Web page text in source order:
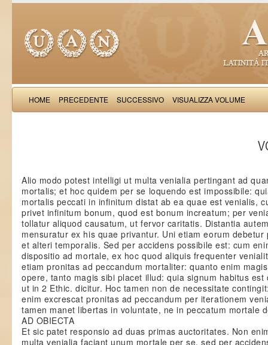
HOME PRECEDENTE SUCCESSIVO VISUALIZZA VOLUME
Alio modo potest intelligi ut multa venialia pertingant ad
mortalis; et hoc quidem per se loquendo est impossibile:
mortalis peccati in infinitum distat ab ea quae est venialis,
privet infinitum bonum, quod est bonum increatum; per
tollatur aliquod causatum, ut fervor caritatis. Distantia
mensuratur ex his quae privantur. Uni etiam eorum debetur
et alteri temporalis. Sed per accidens possibile est: cum
dispositio ad mortale, ex hoc quod aliquis frequenter
etiam pronitas ad peccandum mortaliter: quanto enim
opere, tanto magis sibi placet illud: quia signum habitus est
ut in 2 Ethic. dicitur. Hoc tamen non de necessitate
enim excrescat pronitas ad peccandum per iterationem
tamen manet libertas in voluntate, ne in peccatum mortale
AD OBIECTA
Et sic patet responsio ad duas primas auctoritates. Non
multa venialia faciant unum mortale per se, sed per